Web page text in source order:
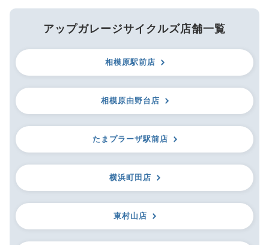
アップガレージサイクルズ店舗一覧
相模原駅前店
相模原由野台店
たまプラーザ駅前店
横浜町田店
東村山店